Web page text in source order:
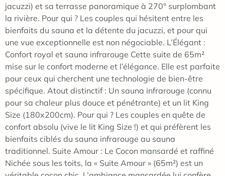
jacuzzi) et sa terrasse panoramique à 270° surplombant
la rivière. Pour qui ? Les couples qui hésitent entre les
bienfaits du sauna et la détente du jacuzzi, et pour qui
une vue exceptionnelle est non négociable. L’Élégant :
Confort royal et sauna infrarouge Cette suite de 65m²
mise sur le confort moderne et l’élégance. Elle est parfaite
pour ceux qui cherchent une technologie de bien-être
spécifique. Atout distinctif : Un sauna infrarouge (connu
pour sa chaleur plus douce et pénétrante) et un lit King
Size (180x200cm). Pour qui ? Les couples en quête de
confort absolu (vive le lit King Size !) et qui préfèrent les
bienfaits ciblés du sauna infrarouge au sauna
traditionnel. Suite Amour : Le Cocon mansardé et raffiné
Nichée sous les toits, la « Suite Amour » (65m²) est un